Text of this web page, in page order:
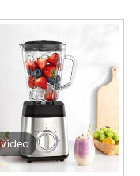
vídeo